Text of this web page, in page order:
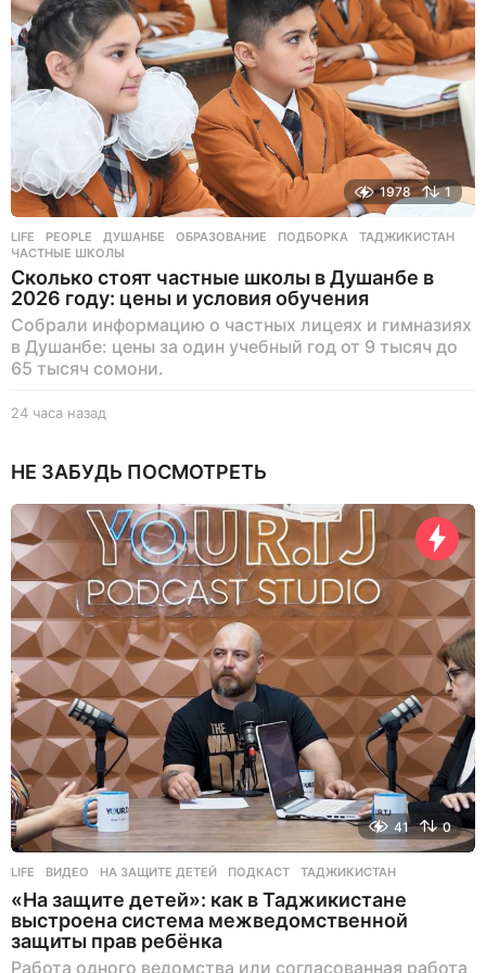
д
1978 1
LIFE ,PEOPLE ДУШАНБЕ ,ОБРАЗОВАНИЕ ,ПОДБОРКА ,ТАДЖИКИСТАН
ЧАСТНЫЕ ШКОЛЫ
Сколько стоят частные школы в Душанбе в
2026 году: цены и условия обучения
Собрали информацию о частных лицеях и гимназиях
в Душанбе: цены за один учебный год от 9 тысяч до
65 тысяч сомони.
24 часа назад
а
а
н
а
з
а
д
НЕ ЗАБУДЬ ПОСМОТРЕТЬ
41 0
LIFE ВИДЕО ,НА ЗАЩИТЕ ДЕТЕЙ ,ПОДКАСТ ,ТАДЖИКИСТАН
«На защите детей»: как в Таджикистане
выстроена система межведомственной
защиты прав ребёнка
Работа одного ведомства или согласованная работа